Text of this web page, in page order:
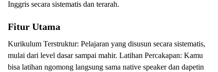
Inggris secara sistematis dan terarah.
Fitur Utama
Kurikulum Terstruktur: Pelajaran yang disusun secara sistematis,
mulai dari level dasar sampai mahir. Latihan Percakapan: Kamu
bisa latihan ngomong langsung sama native speaker dan dapetin